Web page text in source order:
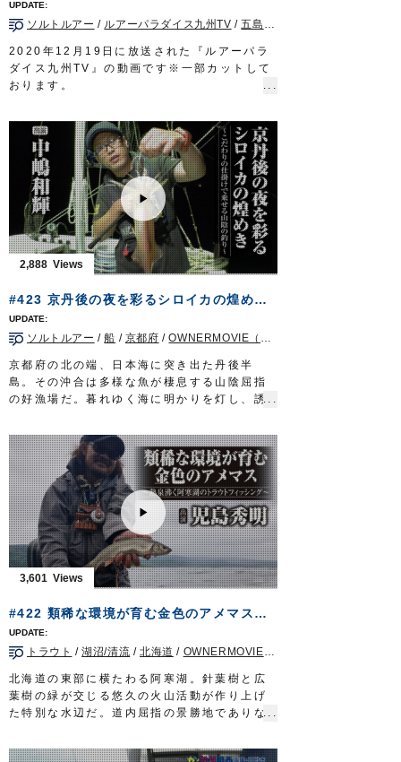
ツインサポートフック
■取材協力…茨城県鹿島/長岡丸様
OWNERMOVIE
http://ownertv.jp/
オーナーばりwebsite
http://www.owner.co.jp
ソルトルアー / ルアーパラダイス九州TV /五島列島
2020年12月19日に放送された『ルアーパラ
ダイス九州TV』の動画です※一部カットして
おります。
とスタッフ西浦伸至が、長崎県上五島の沖磯
に渡り、ヒラマサやヒラスズキを狙います。
本命はもちろん、アコウやまさかのイシダイ
も釣れ、五島列島の豊かな自然を満喫しまし
た。
■使用アイテム
ST-66#4.5/0
・STX-68#4/0
・STX-58#2～3
・投次郎 50g
■取材協力…平戸市宮之浦/丸銀釣りセンター
様
ルアーパラダイス九州TV TVQ九州放送 毎
週土曜日 朝5時30分～6時放送
OWNERMOVIEhttp://ownertv.jp/
オーナーばりwebsite
http://www.owner.co.jp
http://lurepara.tsuribito.co.jp/
2,888
#423 京丹後の夜を彩るシロイカの煌めき～こだわりの仕掛けで乗せる山陰の釣り～
ソルトルアー /船 / 京都府 /OWNERMOVIE（夢釣行）
京都府の北の端、日本海に突き出た丹後半
島。その沖合は多様な魚が棲息する山陰屈指
の好漁場だ。暮れゆく海に明かりを灯し、誘
カと呼ばれるケンサキイカ。釣り味、食味際
立つ高級イカに挑むのは若狭湾に面した宮津
市の釣具店店長、中嶋和輝さん。
スピニングタックルを駆使しオモリグ仕掛け
で誘う。京丹後の夜を彩るシロイカの煌め
き。こだわりのメソッドで山陰の豊穣を味わ
い尽くす。
■タックル
ロッド：オモリグ用ロッド 7ft
リール：中型スピニングリール
リーダー：フロロ 3号
オモリ：20～25号
仕掛け：からまんオモリグリーダー シングル
100cm/150cm
エギ：
Draw4 2.5号
放送日 2020年7月19日
OWNERMOVIE
http://ownertv.jp/
http://www.owner.co.jp
3,601
#422 類稀な環境が育む金色のアメマス～熱泉沸く阿寒湖のトラウトフィッシング～
トラウト /湖沼/清流 /北海道 / OWNERMOVIE（夢釣行）
北海道の東部に横たわる阿寒湖。針葉樹と広
葉樹の緑が交じる悠久の火山活動が作り上げ
た特別な水辺だ。道内屈指の景勝地でありな
として全国に名を馳せる。人気の理由は金色